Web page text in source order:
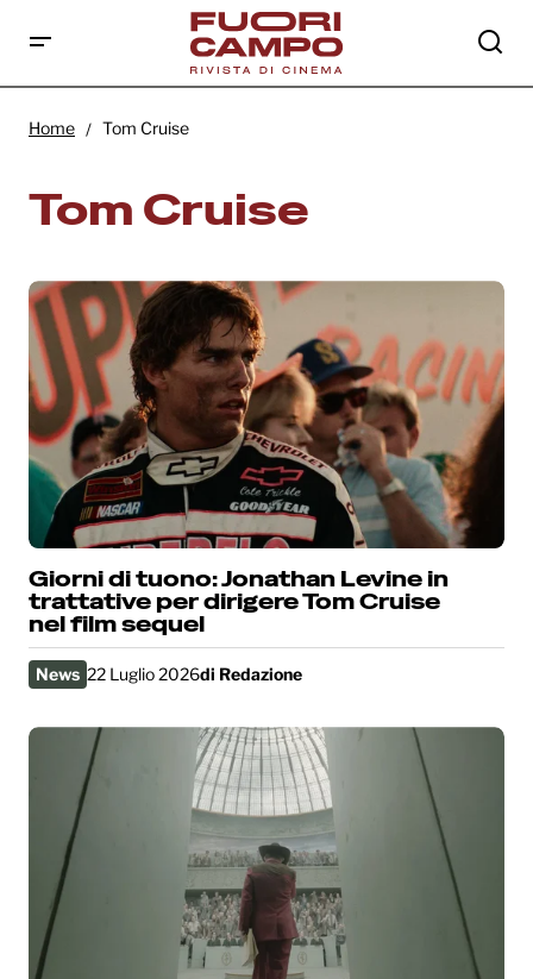
Home Tom Cruise
Tom Cruise
Giorni di tuono: Jonathan Levine in
trattative per dirigere Tom Cruise
nel film sequel
News 22 Luglio 2026di Redazione